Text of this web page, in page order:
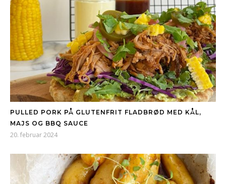
PULLED PORK PÅ GLUTENFRIT FLADBRØD MED KÅL,
MAJS OG BBQ SAUCE
20. februar 2024